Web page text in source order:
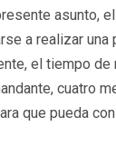
asunto,
a realizar una
el tiempo
cuatro
que pueda